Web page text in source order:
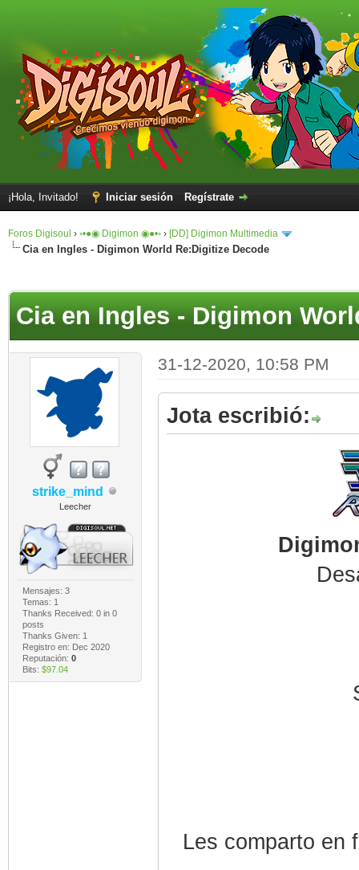
¡Hola, Invitado! Iniciar sesión Regístrate
Foros Digisoul › ◦•●◉ Digimon ◉●•◦ › [DD] Digimon Multimedia
Cia en Ingles - Digimon World Re:Digitize Decode
Cia en Ingles - Digimon
strike_mind
Leecher
Mensajes: 3
Temas: 1
Thanks Received: 0in 0
posts
Thanks Given: 1
Registro en: Dec 2020
Reputación: 0
Bits: $97.04
31-12-2020, 10:58 PM
Jota escribió:
Les comparto en